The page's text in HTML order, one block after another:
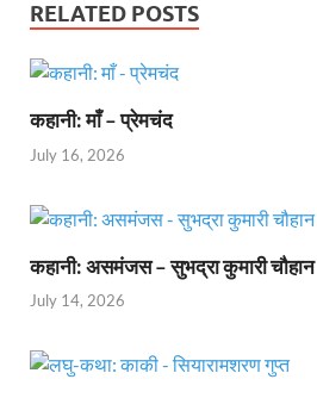
RELATED POSTS
कहानी: माँ – प्रेमचंद
July 16, 2026
कहानी: असमंजस – सुभद्रा कुमारी चौहान
July 14, 2026